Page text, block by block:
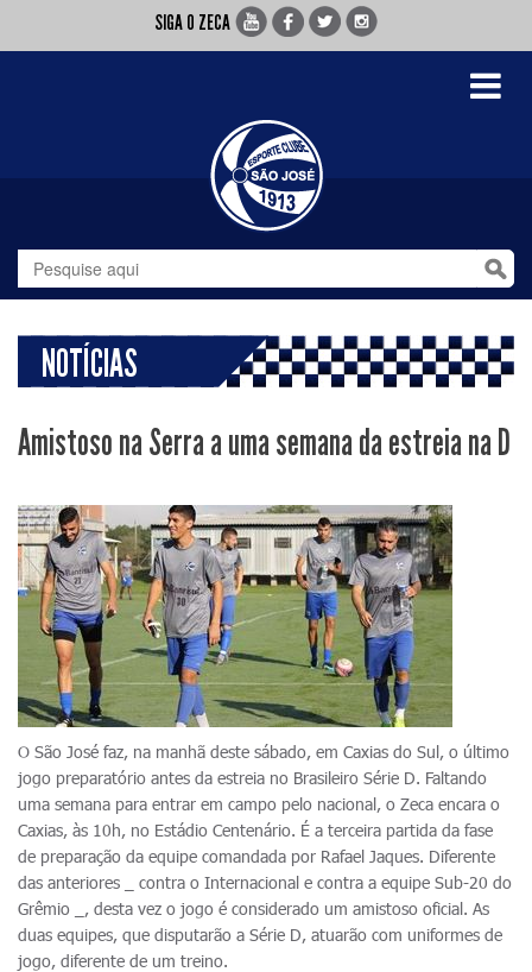
SIGA O ZECA
Toggle
NOTÍCIAS
Amistoso na Serra a uma semana da estreia na D
O São José faz, na manhã deste sábado, em Caxias do Sul, o último
jogo preparatório antes da estreia no Brasileiro Série D. Faltando
uma semana para entrar em campo pelo nacional, o Zeca encara o
Caxias, às 10h, no Estádio Centenário. É a terceira partida da fase
de preparação da equipe comandada por Rafael Jaques. Diferente
das anteriores _ contra o Internacional e contra a equipe Sub-20 do
Grêmio _, desta vez o jogo é considerado um amistoso oficial. As
duas equipes, que disputarão a Série D, atuarão com uniformes de
jogo, diferente de um treino.